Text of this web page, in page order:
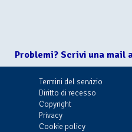
Problemi? Scrivi una mail
Termini del servizio
Diritto di recesso
Copyright
Privacy
Cookie policy